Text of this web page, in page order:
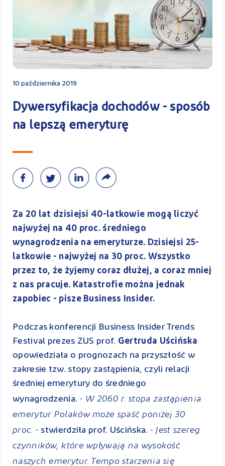
Kalkulator PPK
Zaloguj się
A
10 października 2019
Dywersyfikacja dochodów - sposób
na lepszą emeryturę
Za 20 lat dzisiejsi 40-latkowie mogą liczyć
najwyżej na 40 proc. średniego
wynagrodzenia na emeryturze. Dzisiejsi 25-
latkowie - najwyżej na 30 proc. Wszystko
przez to, że żyjemy coraz dłużej, a coraz mniej
z nas pracuje. Katastrofie można jednak
zapobiec - pisze Business Insider.
Podczas konferencji Business Insider Trends
Festival prezes ZUS prof. Gertruda Uścińska
opowiedziała o prognozach na przyszłość w
zakresie tzw. stopy zastąpienia, czyli relacji
średniej emerytury do średniego
wynagrodzenia. - W 2060 r. stopa zastąpienia
emerytur Polaków może spaść poniżej 30
proc. - stwierdziła prof. Uścińska. - Jest szereg
czynników, które wpływają na wysokość
naszych emerytur. Tempo starzenia się